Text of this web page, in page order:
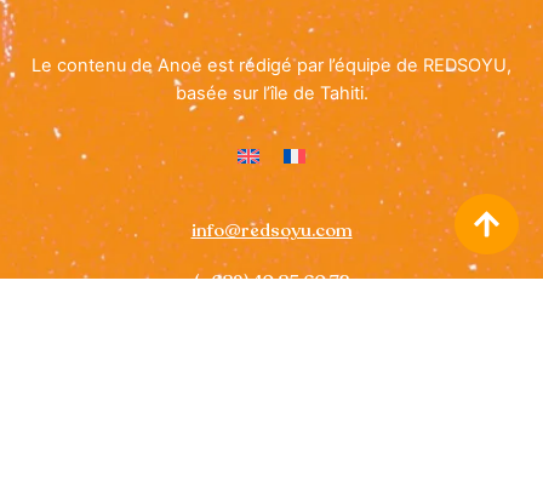
Le contenu de Anoe est rédigé par l’équipe de REDSOYU,
basée sur l’île de Tahiti.
info@redsoyu.com
(+689) 40 85 60 72